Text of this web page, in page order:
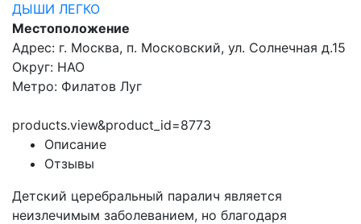
ДЫШИ ЛЕГКО
Местоположение
Адрес: г. Москва, п. Московский, ул. Солнечная д.15
Округ: НАО
Метро: Филатов Луг
products.view&product_id=8773
Описание
Отзывы
Детский церебральный паралич является
неизлечимым заболеванием, но благодаря